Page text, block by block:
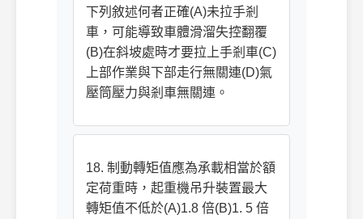
下列敘述何者正確(A)未拉手剎
車，可能導致車體滑溜失控翻覆
(B)在斜坡處時才要拉上手剎車(C)
上部作業與下部走行無關連(D)氣
壓筒壓力與剎車無關連。
18. 制動轉矩值應為承載相當於額
定荷重時，起重機吊升裝置最大
轉矩值不低於(A)1.8 倍(B)1. 5 倍